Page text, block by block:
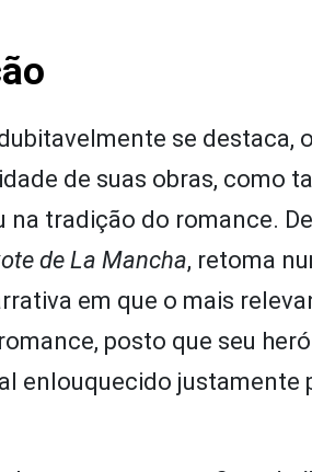
se destaca,
de suas obras, como
tradição do romance.
de La Mancha, retoma
em que o mais
posto que seu
enlouquecido justamente